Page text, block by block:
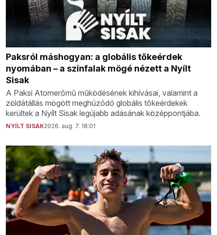
Paksról máshogyan: a globális tőkeérdek
nyomában – a színfalak mögé nézett a Nyílt
Sisak
A Paksi Atomerőmű működésének kihívásai, valamint a
zöldátállás mögött meghúzódó globális tőkeérdekek
kerültek a Nyílt Sisak legújabb adásának középpontjába.
NYÍLT SISAK2026. aug. 7. 18:01